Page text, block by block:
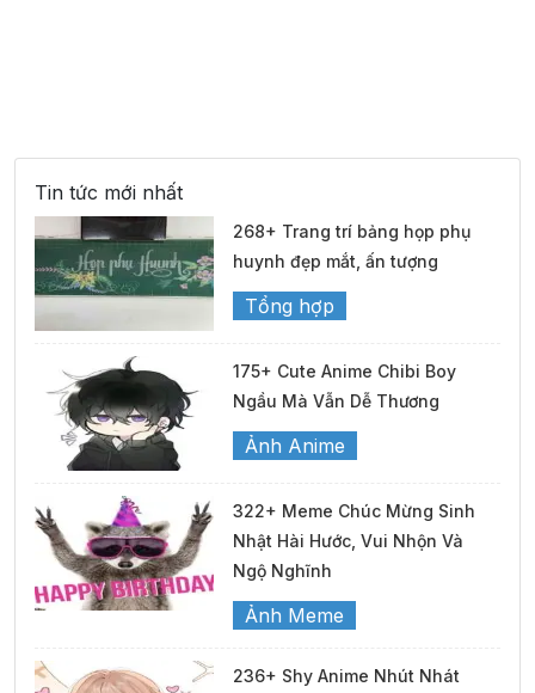
Tin tức mới nhất
268+ Trang trí bảng họp phụ
huynh đẹp mắt, ấn tượng
Tổng hợp
175+ Cute Anime Chibi Boy
Ngầu Mà Vẫn Dễ Thương
Ảnh Anime
322+ Meme Chúc Mừng Sinh
Nhật Hài Hước, Vui Nhộn Và
Ngộ Nghĩnh
Ảnh Meme
236+ Shy Anime Nhút Nhát